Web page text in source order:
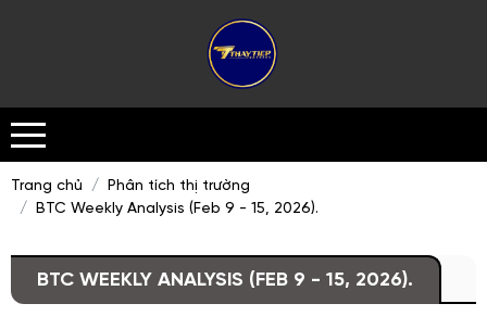
Trang chủ
Phân tích thị trường
BTC Weekly Analysis (Feb 9 - 15, 2026).
BTC WEEKLY ANALYSIS (FEB 9 - 15, 2026).